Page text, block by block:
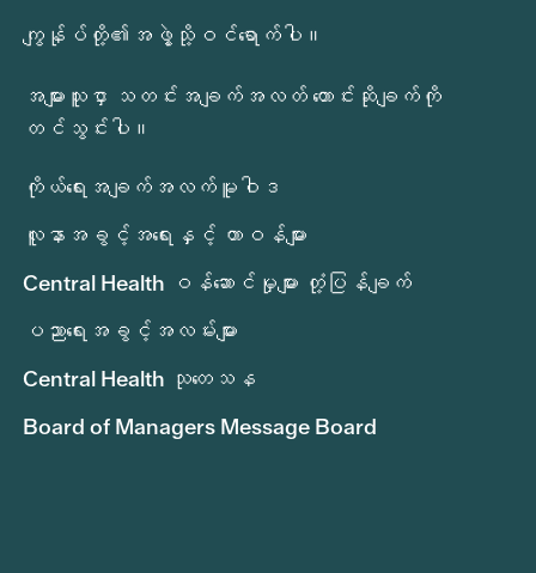
ကျွန်ုပ်တို့၏အဖွဲ့သို့ဝင်ရောက်ပါ။
အများသူငှာ သတင်းအချက်အလတ် တောင်းဆိုချက်ကို
တင်သွင်းပါ။
ကိုယ်ရေးအချက်အလက်မူဝါဒ
လူနာအခွင့်အရေးနှင့် တာဝန်များ
Central Health ဝန်ဆောင်မှုများ တုံ့ပြန်ချက်
ပညာရေးအခွင့်အလမ်းများ
Central Health သုတေသန
Board of Managers Message Board